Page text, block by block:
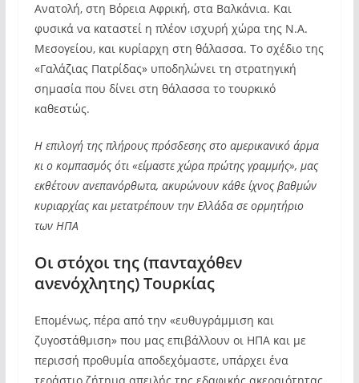
Ανατολή, στη Βόρεια Αφρική, στα Βαλκάνια. Και
φυσικά να καταστεί η πλέον ισχυρή χώρα της Ν.Α.
Μεσογείου, και κυρίαρχη στη θάλασσα. Το σχέδιο της
«Γαλάζιας Πατρίδας» υποδηλώνει τη στρατηγική
σημασία που δίνει στη θάλασσα το τουρκικό
καθεστώς.
Η επιλογή της πλήρους πρόσδεσης στο αμερικανικό άρμα
κι ο κομπασμός ότι «είμαστε χώρα πρώτης γραμμής», μας
εκθέτουν ανεπανόρθωτα, ακυρώνουν κάθε ίχνος βαθμών
κυριαρχίας και μετατρέπουν την Ελλάδα σε ορμητήριο
των ΗΠΑ
Οι στόχοι της (πανταχόθεν
ανενόχλητης) Τουρκίας
Επομένως, πέρα από την «ευθυγράμμιση και
ζυγοστάθμιση» που μας επιβάλλουν οι ΗΠΑ και με
περισσή προθυμία αποδεχόμαστε, υπάρχει ένα